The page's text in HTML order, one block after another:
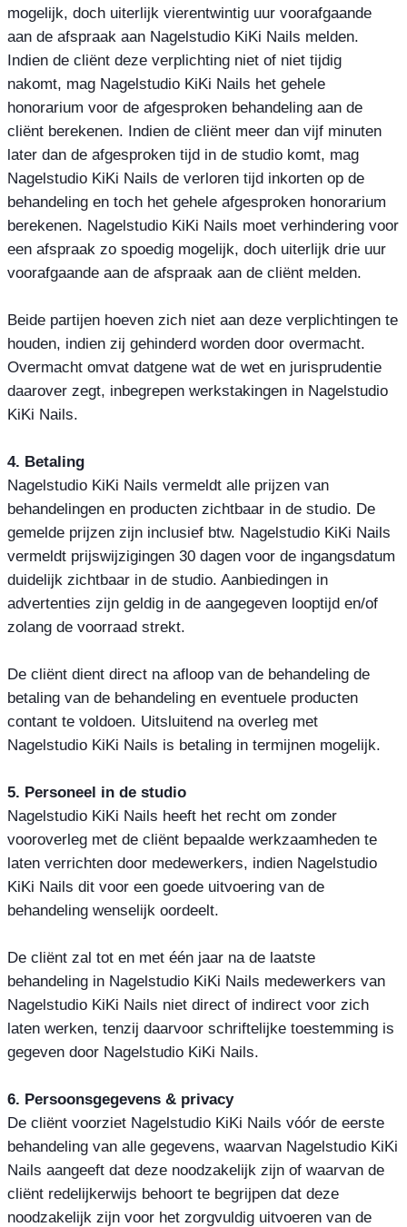
mogelijk, doch uiterlijk vierentwintig uur voorafgaande
aan de afspraak aan Nagelstudio KiKi Nails melden.
Indien de cliënt deze verplichting niet of niet tijdig
nakomt, mag Nagelstudio KiKi Nails het gehele
honorarium voor de afgesproken behandeling aan de
cliënt berekenen. Indien de cliënt meer dan vijf minuten
later dan de afgesproken tijd in de studio komt, mag
Nagelstudio KiKi Nails de verloren tijd inkorten op de
behandeling en toch het gehele afgesproken honorarium
berekenen. Nagelstudio KiKi Nails moet verhindering voor
een afspraak zo spoedig mogelijk, doch uiterlijk drie uur
voorafgaande aan de afspraak aan de cliënt melden.
Beide partijen hoeven zich niet aan deze verplichtingen te
houden, indien zij gehinderd worden door overmacht.
Overmacht omvat datgene wat de wet en jurisprudentie
daarover zegt, inbegrepen werkstakingen in Nagelstudio
KiKi Nails.
4. Betaling
Nagelstudio KiKi Nails vermeldt alle prijzen van
behandelingen en producten zichtbaar in de studio. De
gemelde prijzen zijn inclusief btw. Nagelstudio KiKi Nails
vermeldt prijswijzigingen 30 dagen voor de ingangsdatum
duidelijk zichtbaar in de studio. Aanbiedingen in
advertenties zijn geldig in de aangegeven looptijd en/of
zolang de voorraad strekt.
De cliënt dient direct na afloop van de behandeling de
betaling van de behandeling en eventuele producten
contant te voldoen. Uitsluitend na overleg met
Nagelstudio KiKi Nails is betaling in termijnen mogelijk.
5. Personeel in de studio
Nagelstudio KiKi Nails heeft het recht om zonder
vooroverleg met de cliënt bepaalde werkzaamheden te
laten verrichten door medewerkers, indien Nagelstudio
KiKi Nails dit voor een goede uitvoering van de
behandeling wenselijk oordeelt.
De cliënt zal tot en met één jaar na de laatste
behandeling in Nagelstudio KiKi Nails medewerkers van
Nagelstudio KiKi Nails niet direct of indirect voor zich
laten werken, tenzij daarvoor schriftelijke toestemming is
gegeven door Nagelstudio KiKi Nails.
6. Persoonsgegevens & privacy
De cliënt voorziet Nagelstudio KiKi Nails vóór de eerste
behandeling van alle gegevens, waarvan Nagelstudio KiKi
Nails aangeeft dat deze noodzakelijk zijn of waarvan de
cliënt redelijkerwijs behoort te begrijpen dat deze
noodzakelijk zijn voor het zorgvuldig uitvoeren van de